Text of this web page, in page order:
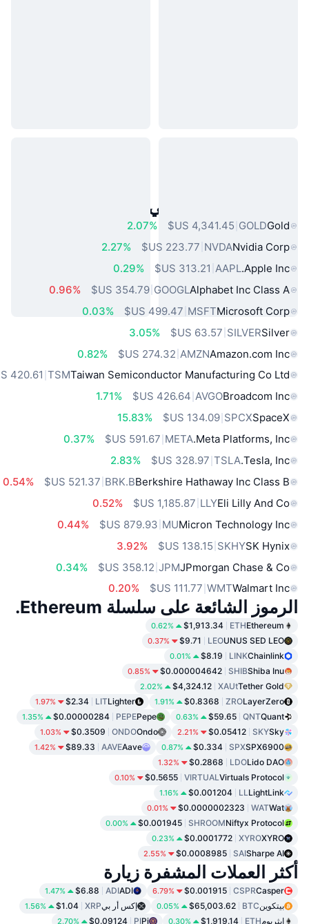
أصول العالم الحقيقي الشائعة
Gold
GOLD
2.07%
Nvidia Corp
NVDA
2.27%
Apple Inc.
AAPL
0.29%
Alphabet Inc Class A
GOOGL
‏354.79 US$
0.96%
Microsoft Corp
MSFT
0.03%
Silver
SILVER
3.05%
Amazon.com Inc
AMZN
0.82%
Taiwan Semiconductor Manufacturing Co Ltd
TSM
Broadcom Inc
AVGO
1.71%
SpaceX
SPCX
‏134.09 US$
15.83%
Meta Platforms, Inc.
META
0.37%
Tesla, Inc.
TSLA
2.83%
Berkshire Hathaway Inc Class B
BRK.B
0.54%
Eli Lilly And Co
LLY
0.52%
Micron Technology Inc
MU
0.44%
SK Hynix
SKHY
3.92%
JPmorgan Chase & Co
JPM
0.34%
Walmart Inc
WMT
0.20%
الرموز الشائعة على سلسلة Ethereum.
Ethereum
ETH
$1,913.34
0.62%
UNUS SED LEO
LEO
$9.71
0.37%
Chainlink
LINK
$8.19
0.01%
Shiba Inu
SHIB
$0.000004642
0.85%
Tether Gold
XAUt
$4,324.12
2.02%
LayerZero
ZRO
$0.8368
1.91%
Lighter
LIT
$2.34
1.97%
Quant
QNT
$59.65
0.63%
Pepe
PEPE
$0.00000284
1.35%
Sky
SKY
$0.05412
2.21%
Ondo
ONDO
$0.3509
1.03%
SPX6900
SPX
$0.334
0.87%
Aave
AAVE
$89.33
1.42%
Lido DAO
LDO
$0.2868
1.32%
Virtuals Protocol
VIRTUAL
$0.5655
0.10%
LightLink
LL
$0.001204
1.16%
Wat
WAT
$0.0000002323
0.01%
Niftyx Protocol
SHROOM
$0.001945
0.00%
XYRO
XYRO
$0.0001772
0.23%
Sharpe AI
SAI
$0.0008985
2.55%
أكثر العملات المشفرة زيارة
Casper
CSPR
$0.001915
6.79%
ADI
ADI
$6.88
1.47%
بيتكوينBTC
$65,003.62
0.05% إكس أر بيXRP
$1.04
1.56%
إيثريومETH
$1,919.14
0.30%
Pi
PI
$0.09124
2.70%